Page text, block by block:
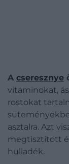
A cseresznye
vitaminokat,
rostokat
asztalra. Azt
megtisztított
hulladék.